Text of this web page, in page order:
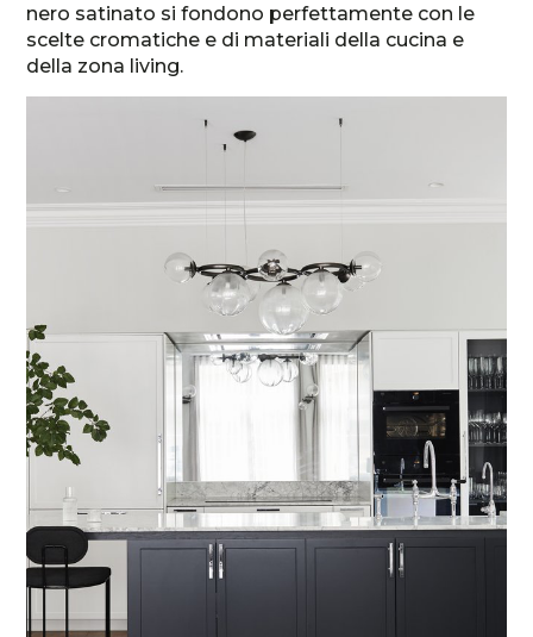
nero satinato si fondono perfettamente con le
scelte cromatiche e di materiali della cucina e
della zona living.